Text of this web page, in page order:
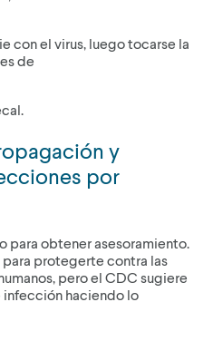
con el virus, luego tocarse la
de
y
por
para obtener asesoramiento.
protegerte contra las
pero el CDC sugiere
infección haciendo lo